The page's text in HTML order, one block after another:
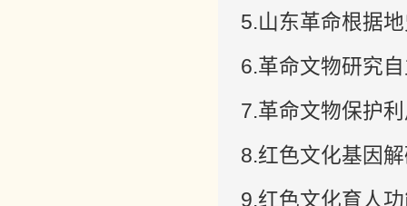
5.山东革命根据
6.革命文物研究
7.革命文物保护
8.红色文化基因
9.红色文化育人